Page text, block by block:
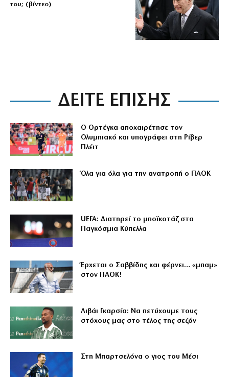
του; (βίντεο)
ΔΕΙΤΕ ΕΠΙΣΗΣ
Ο Ορτέγκα αποχαιρέτησε τον
Ολυμπιακό και υπογράφει στη Ρίβερ
Πλέιτ
Όλα για όλα για την ανατροπή ο ΠΑΟΚ
UEFA: Διατηρεί το μποϊκοτάζ στα
Παγκόσμια Κύπελλα
Έρχεται ο Σαββίδης και φέρνει… «μπαμ»
στον ΠΑΟΚ!
Λιβάι Γκαρσία: Να πετύχουμε τους
στόχους μας στο τέλος της σεζόν
Στη Μπαρτσελόνα ο γιος του Μέσι